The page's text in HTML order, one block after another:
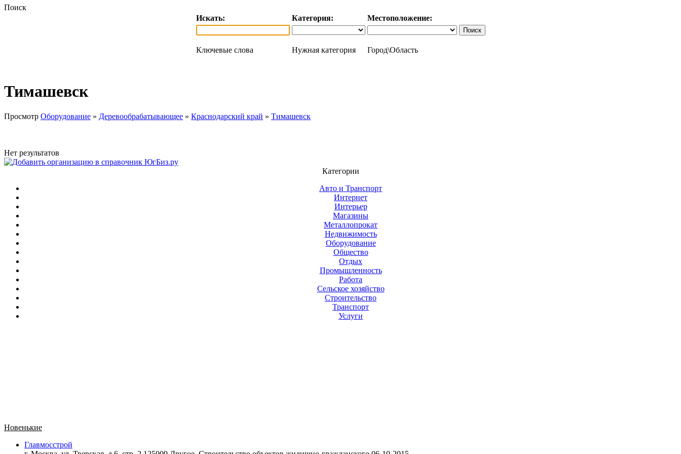
Поиск
Искать:
Категория: Местоположение:
Ключевые слова Нужная категория Город\Область
Тимашевск
Просмотр Оборудование » Деревообрабатывающее » Краснодарский край » Тимашевск
Нет результатов
Категории
Авто и Транспорт
Интернет
Интерьер
Магазины
Металлопрокат
Недвижимость
Оборудование
Общество
Отдых
Промышленность
Работа
Сельское хозяйство
Строительство
Транспорт
Услуги
Новенькие
Главмосстрой